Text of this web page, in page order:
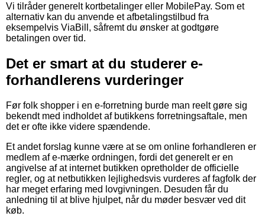
Vi tilråder generelt kortbetalinger eller MobilePay. Som et
alternativ kan du anvende et afbetalingstilbud fra
eksempelvis ViaBill, såfremt du ønsker at godtgøre
betalingen over tid.
Det er smart at du studerer e-
forhandlerens vurderinger
Før folk shopper i en e-forretning burde man reelt gøre sig
bekendt med indholdet af butikkens forretningsaftale, men
det er ofte ikke videre spændende.
Et andet forslag kunne være at se om online forhandleren er
medlem af e-mærke ordningen, fordi det generelt er en
angivelse af at internet butikken opretholder de officielle
regler, og at netbutikken lejlighedsvis vurderes af fagfolk der
har meget erfaring med lovgivningen. Desuden får du
anledning til at blive hjulpet, når du møder besvær ved dit
køb.